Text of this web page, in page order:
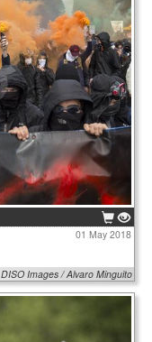
01 May 2018
DISO Images / Alvaro Minguito